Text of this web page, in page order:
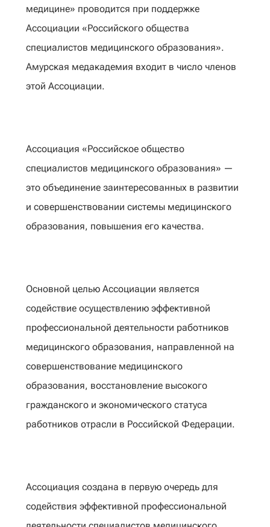
медицине» проводится при поддержке
Ассоциации «Российского общества
специалистов медицинского образования».
Амурская медакадемия входит в число членов
этой Ассоциации.
Ассоциация «Российское общество
специалистов медицинского образования» —
это объединение заинтересованных в развитии
и совершенствовании системы медицинского
образования, повышения его качества.
Основной целью Ассоциации является
содействие осуществлению эффективной
профессиональной деятельности работников
медицинского образования, направленной на
совершенствование медицинского
образования, восстановление высокого
гражданского и экономического статуса
работников отрасли в Российской Федерации.
Ассоциация создана в первую очередь для
содействия эффективной профессиональной